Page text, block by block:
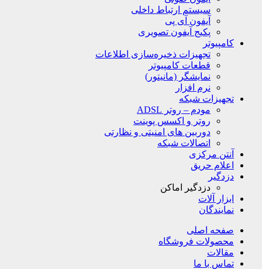
سیستم ارتباط داخلی
آیفون آی پی
پکیج آیفون تصویری
کامپیوتر
تجهیزات ذخیره‌سازی اطلاعات
قطعات کامپیوتر
نمایشگر (مانیتور)
نرم افزار
تجهیزات شبکه
مودم – روتر ADSL
روتر و اکسس پوینت
دوربین های امنیتی و نظارتی
اتصالات شبکه
آنتن مرکزی
اعلام حریق
دزدگیر
دزدگیر اماکن
ابزار آلات
نمایندگان
صفحه اصلی
محصولات فروشگاه
مقالات
تماس با ما